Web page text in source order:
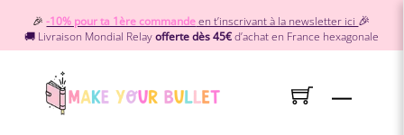
🎉-10% pour ta 1ère commandeen t’inscrivant à la newsletter ici 🎉
🚚 Livraison Mondial Relayofferte dès 45€d’achat en France hexagonale
Menu